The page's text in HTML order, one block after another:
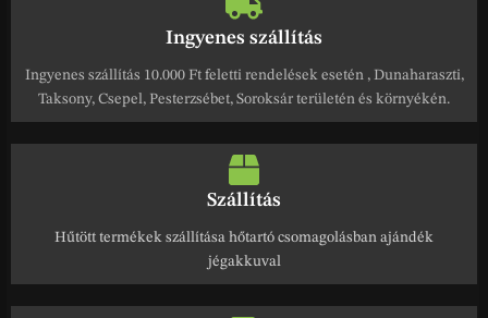
Ingyenes szállítás
Ingyenes szállítás 10.000 Ft feletti rendelések esetén , Dunaharaszti,
Taksony, Csepel, Pesterzsébet, Soroksár területén és környékén.
Szállítás
Hűtött termékek szállítása hőtartó csomagolásban ajándék
jégakkuval